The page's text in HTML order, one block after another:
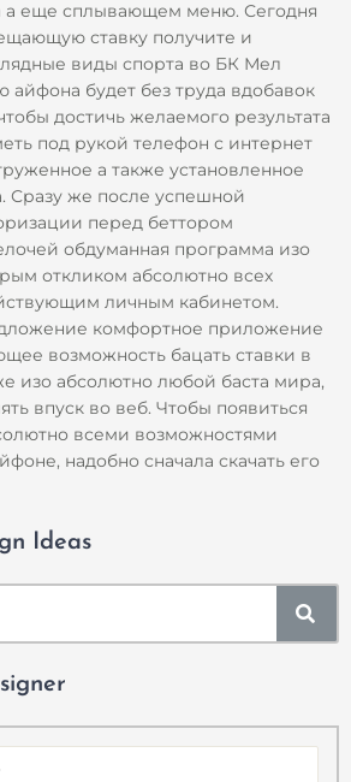
а еще сплывающем меню. Сегодня
ставку получите и
виды спорта во БК Мел
будет без труда вдобавок
достичь желаемого результата
под рукой телефон с интернет
а также установленное
Сразу же после успешной
перед беттором
обдуманная программа изо
откликом абсолютно всех
личным кабинетом.
комфортное приложение
возможность бацать ставки в
изо абсолютно любой баста мира,
впуск во веб. Чтобы появиться
всеми возможностями
надобно сначала скачать его
Ideas